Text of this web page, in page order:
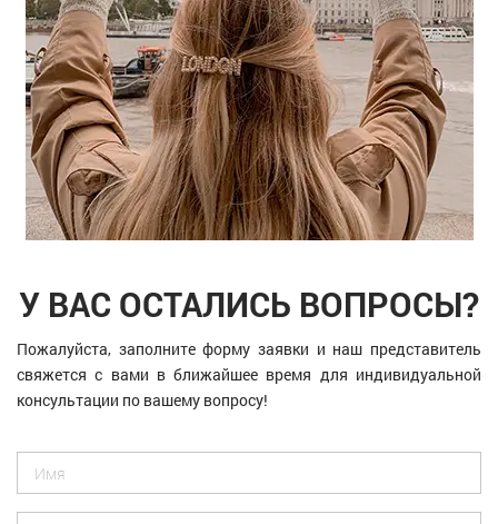
У ВАС ОСТАЛИСЬ ВОПРОСЫ?
Пожалуйста, заполните форму заявки и наш представитель
свяжется с вами в ближайшее время для индивидуальной
консультации по вашему вопросу!